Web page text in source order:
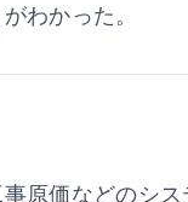
ート体制が導入の
わかった。
原価などのシ